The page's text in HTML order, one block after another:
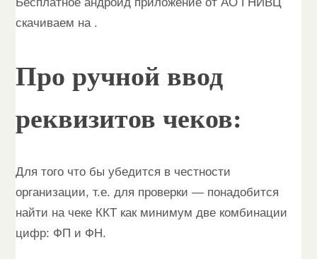
скачиваем на .
Про ручной ввод
реквизитов чеков:
Для того что бы убедится в честности
организации, т.е. для проверки — понадобится
найти на чеке ККТ как минимум две комбинации
цифр: ФП и ФН.